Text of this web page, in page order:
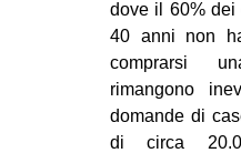
dove il 60%
40 anni non
comprarsi
rimangono
domande di
di circa